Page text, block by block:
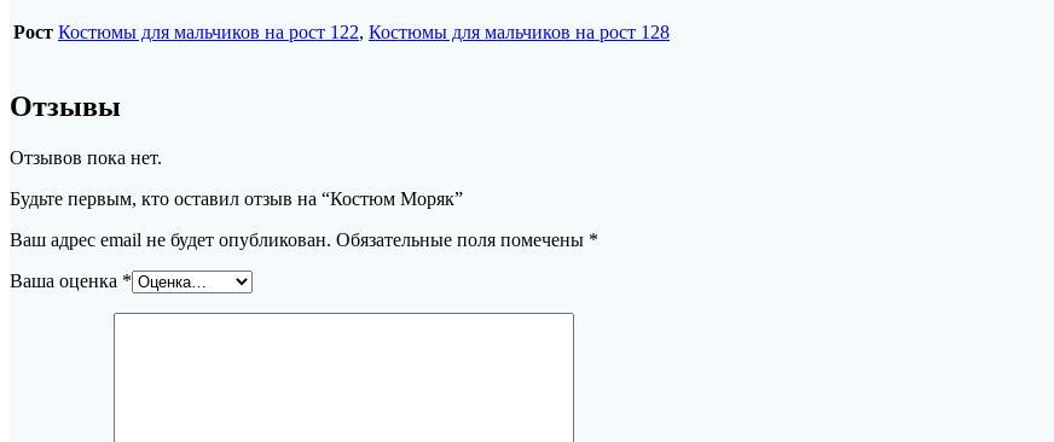
Рост Костюмы для мальчиков на рост 122, Костюмы для мальчиков на рост 128
Отзывы
Отзывов пока нет.
Будьте первым, кто оставил отзыв на “Костюм Моряк”
Ваш адрес email не будет опубликован. Обязательные поля помечены *
Ваша оценка *